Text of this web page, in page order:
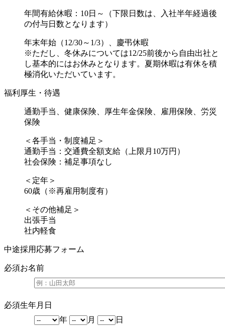
年間有給休暇：10日～（下限日数は、入社半年経過後
の付与日数となります）
年末年始（12/30～1/3）、慶弔休暇
※ただし、冬休みについては12/25前後から自由出社と
し基本的にはお休みとなります。夏期休暇は有休を積
極消化いただいています。
福利厚生・待遇
通勤手当、健康保険、厚生年金保険、雇用保険、労災
保険
＜各手当・制度補足＞
通勤手当：交通費全額支給（上限月10万円）
社会保険：補足事項なし
＜定年＞
60歳（※再雇用制度有）
＜その他補足＞
出張手当
社内軽食
中途採用応募フォーム
必須お名前
必須生年月日
年
月 日